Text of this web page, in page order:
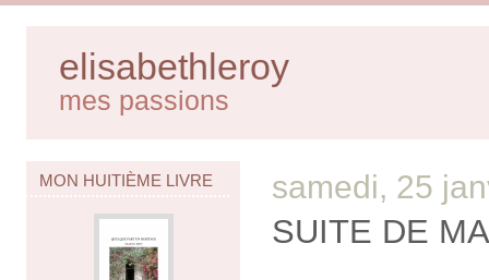
elisabethleroy
mes passions
MON HUITIÈME LIVRE samedi, 25
SUITE DE